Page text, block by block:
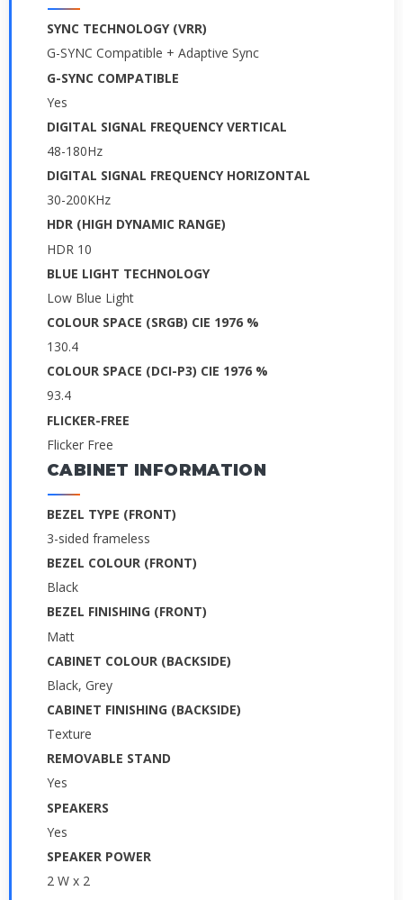
SYNC TECHNOLOGY (VRR)
G-SYNC Compatible + Adaptive Sync
G-SYNC COMPATIBLE
Yes
DIGITAL SIGNAL FREQUENCY VERTICAL
48-180Hz
DIGITAL SIGNAL FREQUENCY HORIZONTAL
30-200KHz
HDR (HIGH DYNAMIC RANGE)
HDR 10
BLUE LIGHT TECHNOLOGY
Low Blue Light
COLOUR SPACE (SRGB) CIE 1976 %
130.4
COLOUR SPACE (DCI-P3) CIE 1976 %
93.4
FLICKER-FREE
Flicker Free
CABINET INFORMATION
BEZEL TYPE (FRONT)
3-sided frameless
BEZEL COLOUR (FRONT)
Black
BEZEL FINISHING (FRONT)
Matt
CABINET COLOUR (BACKSIDE)
Black, Grey
CABINET FINISHING (BACKSIDE)
Texture
REMOVABLE STAND
Yes
SPEAKERS
Yes
SPEAKER POWER
2 W x 2